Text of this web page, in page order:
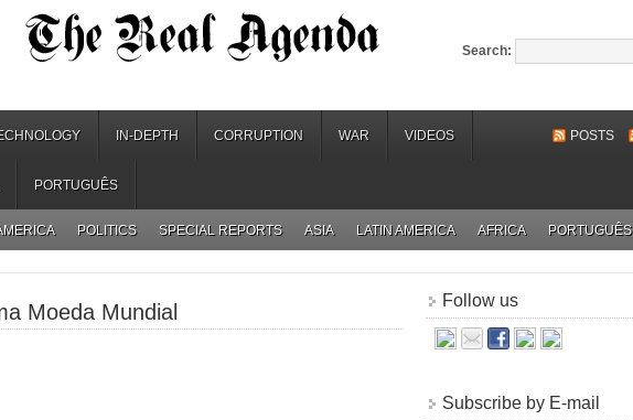
Search:
IN-DEPTH CORRUPTION WAR VIDEOS
PORTUGUÊS
POSTS
POLITICS SPECIAL REPORTS ASIA LATIN AMERICA AFRICA PORTUGUÊS
Moeda Mundial Follow us
Subscribe by E-mail